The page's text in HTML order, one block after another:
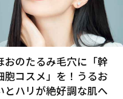
おのたるみ毛穴に「幹
胞コスメ」を！うるお
とハリが絶好調な肌へ